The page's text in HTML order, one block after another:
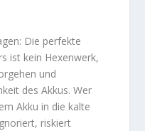
Die perfekte
ist kein Hexenwerk,
und
des Akkus. Wer
Akku in die kalte
riskiert